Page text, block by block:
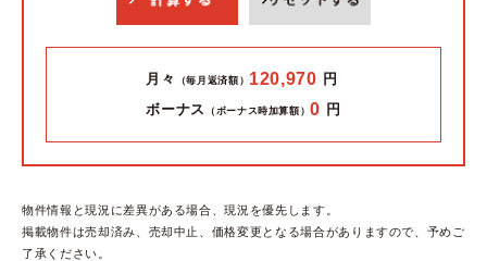
月々 （毎月返済額） 120,970 円
ボーナス
（ボーナス時加算額）0 円
物件情報と現況に差異がある場合、現況を優先します。
掲載物件は売却済み、売却中止、価格変更となる場合がありますので、予めご
了承ください。